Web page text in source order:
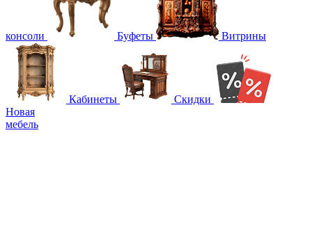
консоли Буфеты Витрины
Кабинеты
Скидки
Новая
мебель